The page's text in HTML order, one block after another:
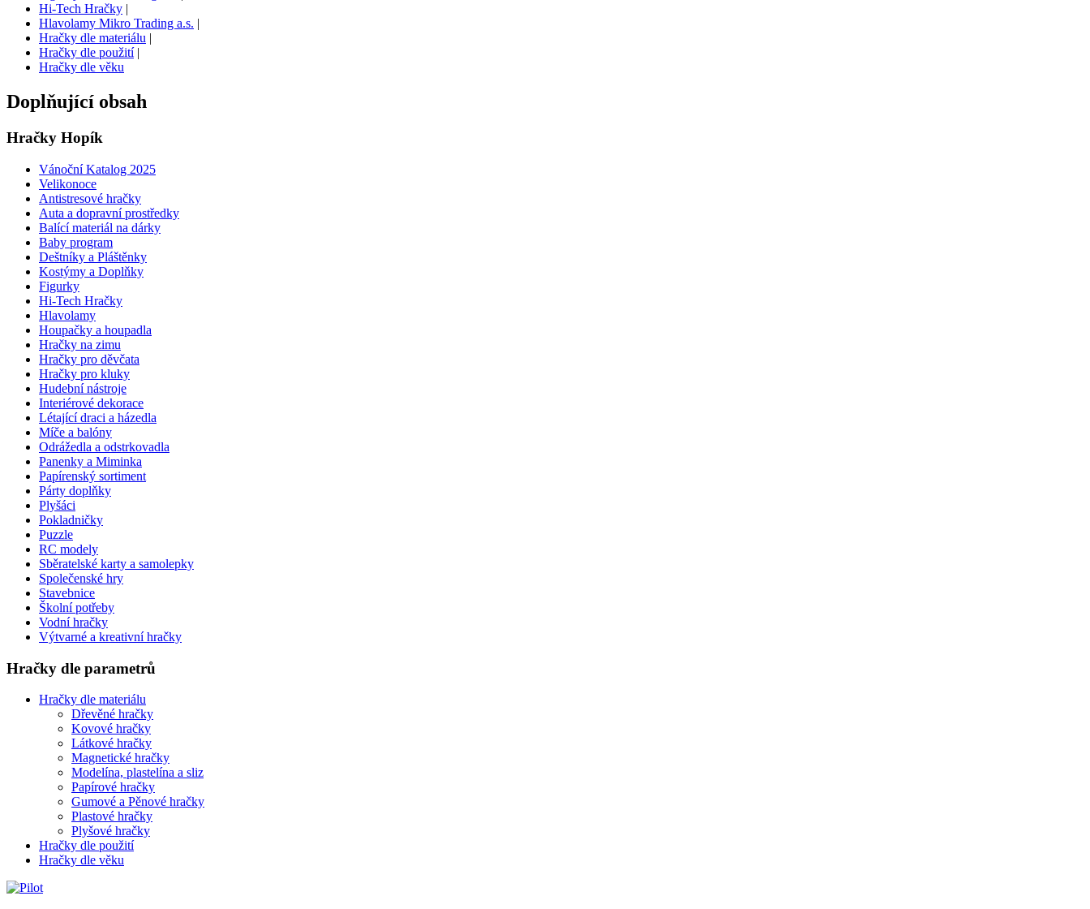
Hi-Tech Hračky |
Hlavolamy Mikro Trading a.s. |
Hračky dle materiálu |
Hračky dle použití|
Hračky dle věku
Doplňující obsah
Hračky Hopík
Vánoční Katalog 2025
Velikonoce
Antistresové hračky
Auta a dopravní prostředky
Balící materiál na dárky
Baby program
Deštníky a Pláštěnky
Kostýmy a Doplňky
Figurky
Hi-Tech Hračky
Hlavolamy
Houpačky a houpadla
Hračky na zimu
Hračky pro děvčata
Hračky pro kluky
Hudební nástroje
Interiérové dekorace
Létající draci a házedla
Míče a balóny
Odrážedla a odstrkovadla
Panenky a Miminka
Papírenský sortiment
Párty doplňky
Plyšáci
Pokladničky
Puzzle
RC modely
Sběratelské karty a samolepky
Společenské hry
Stavebnice
Školní potřeby
Vodní hračky
Výtvarné a kreativní hračky
Hračky dle parametrů
Hračky dle materiálu
Dřevěné hračky
Kovové hračky
Látkové hračky
Magnetické hračky
Modelína, plastelína a sliz
Papírové hračky
Gumové a Pěnové hračky
Plastové hračky
Plyšové hračky
Hračky dle použití
Hračky dle věku